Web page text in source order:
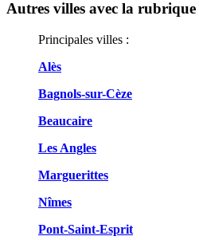
Autres villes avec la rubrique
Principales villes :
Alès
Bagnols-sur-Cèze
Beaucaire
Les Angles
Marguerittes
Nîmes
Pont-Saint-Esprit